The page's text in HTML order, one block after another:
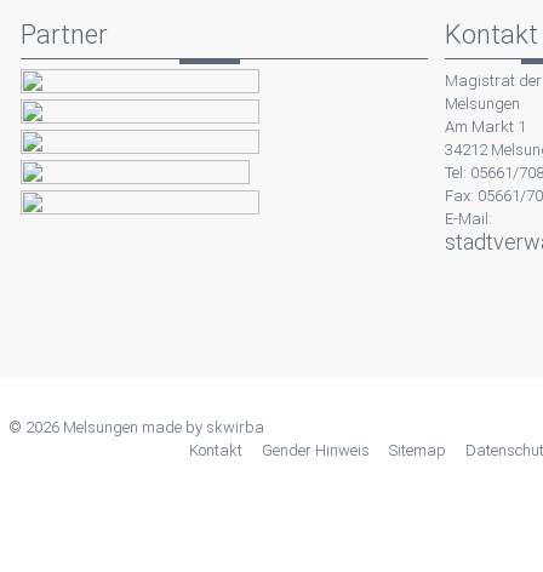
Partner Kontakt
Magistrat
Melsungen
Am Markt 1
34212
Tel: 05661/
Fax: 05661/
E-Mail:
© 2026 Melsungen made by skwirba
Kontakt
Gender Hinweis Sitemap